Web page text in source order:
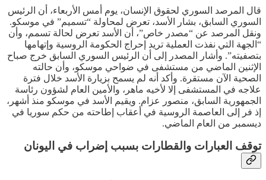
قال المرصد السوري لحقوق الإنسان، يوم أمس الأربعاء، أن الرئيس
السوري السابق، بشار الأسد، تعرض لمحاولة “تسميم” في موسكو.
ونقل المرصد عن “مصدر خاص”، أن الأسد تعرض لحالة تسمم، وأن
“الجهة التي نفذت العملية تريد إحراج الحكومة الروسية وإتهامها
بتصفيته”. وأشار المصدر إلى أن الرئيس السوري السابق خرج صباح
الإثنين الماضي من مستشفى في ضواحي موسكو، وأن حالته
الصحية الآن مستقرة. وأكد أنه لم يسمح بزيارة الأسد خلال فترة
علاجه في المستشفى إلا لأخيه ماهر، والأمين العام لشؤون رئاسة
الجمهورية السابق، منصور عزام. ويقيم الأسد في موسكو منذ أشهر،
إذ فر إلى العاصمة الروسية في أعقاب إطاحته من حكم سوريا في
ديسمبر من العام الماضي.
توقف العبارات والقطارات بسبب إضراب في اليونان